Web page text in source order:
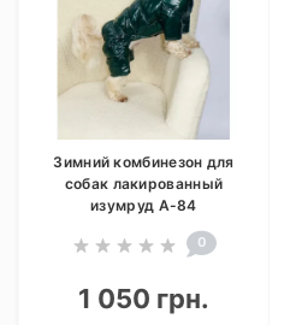
Зимний комбинезон для
собак лакированный
изумруд A-84
0
1 050 грн.